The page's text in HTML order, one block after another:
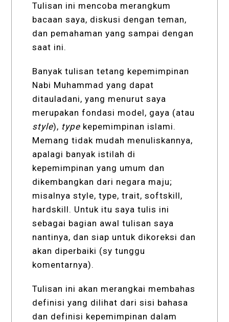
Tulisan ini mencoba merangkum
bacaan saya, diskusi dengan teman,
dan pemahaman yang sampai dengan
saat ini.
Banyak tulisan tetang kepemimpinan
Nabi Muhammad yang dapat
ditauladani, yang menurut saya
merupakan fondasi model, gaya (atau
style), type kepemimpinan islami.
Memang tidak mudah menuliskannya,
apalagi banyak istilah di
kepemimpinan yang umum dan
dikembangkan dari negara maju;
misalnya style, type, trait, softskill,
hardskill. Untuk itu saya tulis ini
sebagai bagian awal tulisan saya
nantinya, dan siap untuk dikoreksi dan
akan diperbaiki (sy tunggu
komentarnya).
Tulisan ini akan merangkai membahas
definisi yang dilihat dari sisi bahasa
dan definisi kepemimpinan dalam